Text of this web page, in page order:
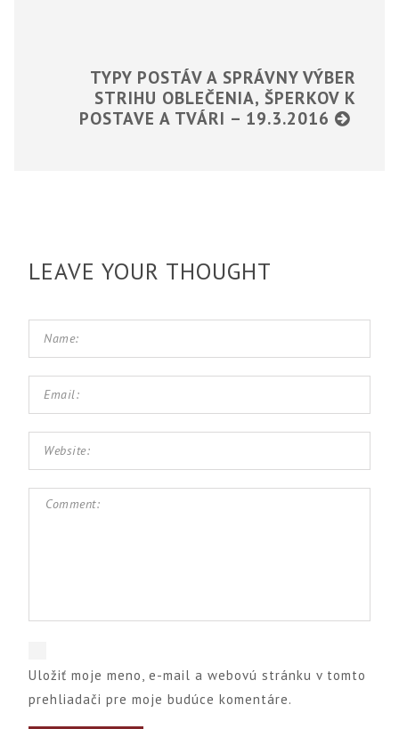
TYPY POSTÁV A SPRÁVNY VÝBER
STRIHU OBLEČENIA, ŠPERKOV K
POSTAVE A TVÁRI – 19.3.2016
LEAVE YOUR THOUGHT
Uložiť moje meno, e-mail a webovú stránku v tomto
prehliadači pre moje budúce komentáre.